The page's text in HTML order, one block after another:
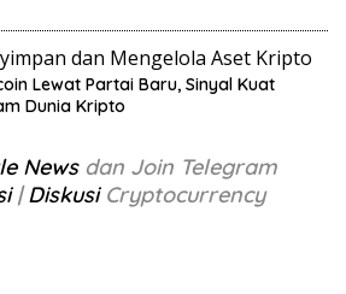
dan Mengelola Aset Kripto
Lewat Partai Baru, Sinyal Kuat
Dunia Kripto
News dan Join Telegram
|DiskusiCryptocurrency